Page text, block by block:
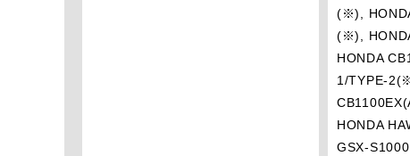
(※),
(※),
HONDA
1/TYPE-
HONDA
GSX-